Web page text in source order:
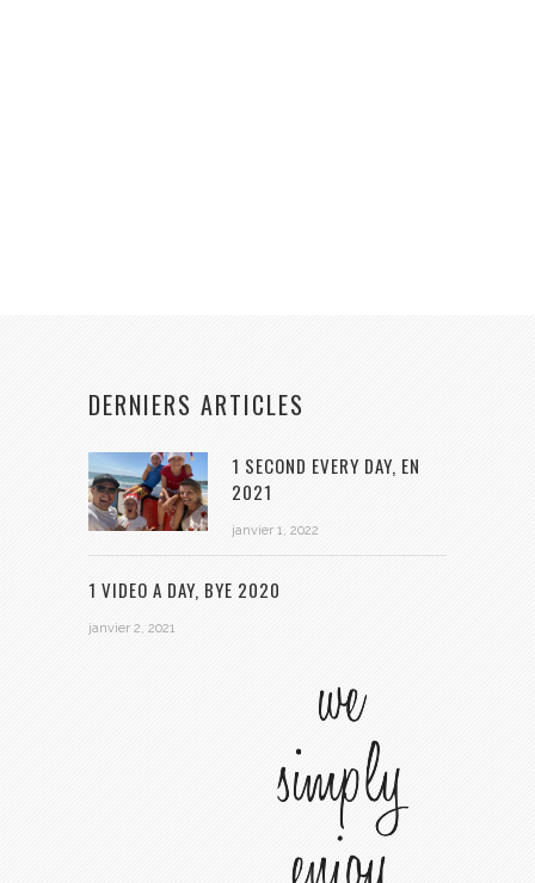
DERNIERS ARTICLES
1 SECOND EVERY DAY, EN
2021
janvier 1, 2022
1 VIDEO A DAY, BYE 2020
janvier 2, 2021